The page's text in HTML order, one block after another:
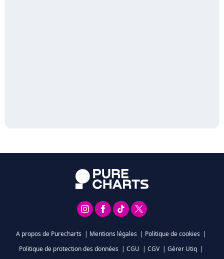
A propos de Purecharts | Mentions légales | Politique de cookies |
Politique de protection des données | CGU | CGV | Gérer Utiq |